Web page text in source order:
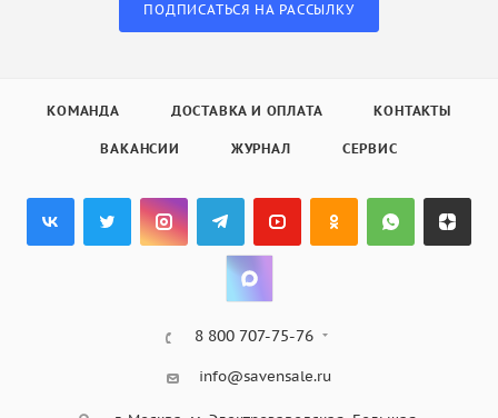
ПОДПИСАТЬСЯ НА РАССЫЛКУ
КОМАНДА ДОСТАВКА И ОПЛАТА КОНТАКТЫ
ВАКАНСИИ ЖУРНАЛ СЕРВИС
8 800 707-75-76
info@savensale.ru